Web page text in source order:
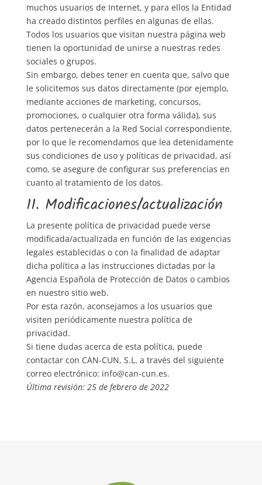
muchos usuarios de Internet, y para ellos la Entidad
ha creado distintos perfiles en algunas de ellas.
Todos los usuarios que visitan nuestra página web
tienen la oportunidad de unirse a nuestras redes
sociales o grupos.
Sin embargo, debes tener en cuenta que, salvo que
le solicitemos sus datos directamente (por ejemplo,
mediante acciones de marketing, concursos,
promociones, o cualquier otra forma válida), sus
datos pertenecerán a la Red Social correspondiente,
por lo que le recomendamos que lea detenidamente
sus condiciones de uso y políticas de privacidad, así
como, se asegure de configurar sus preferencias en
cuanto al tratamiento de los datos.
11. Modificaciones/actualización
La presente política de privacidad puede verse
modificada/actualizada en función de las exigencias
legales establecidas o con la finalidad de adaptar
dicha política a las instrucciones dictadas por la
Agencia Española de Protección de Datos o cambios
en nuestro sitio web.
Por esta razón, aconsejamos a los usuarios que
visiten periódicamente nuestra política de
privacidad.
Si tiene dudas acerca de esta política, puede
contactar con CAN-CUN, S.L. a través del siguiente
correo electrónico: info@can-cun.es.
Última revisión: 25 de febrero de 2022